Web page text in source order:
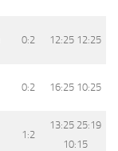
0:2 12:25 12:25
0:2 16:25 10:25
1:2
13:25 25:19
10:15